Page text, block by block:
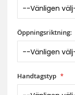
Öppningsriktning:
Handtagstyp